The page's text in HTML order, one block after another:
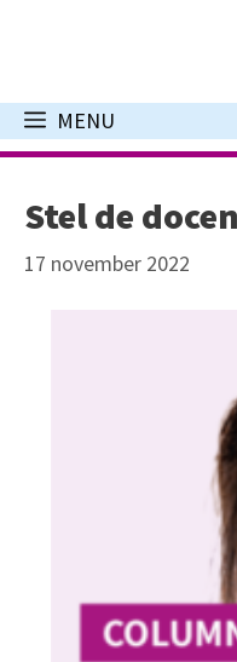
inhoud
MENU
Stel de
17 november 2022